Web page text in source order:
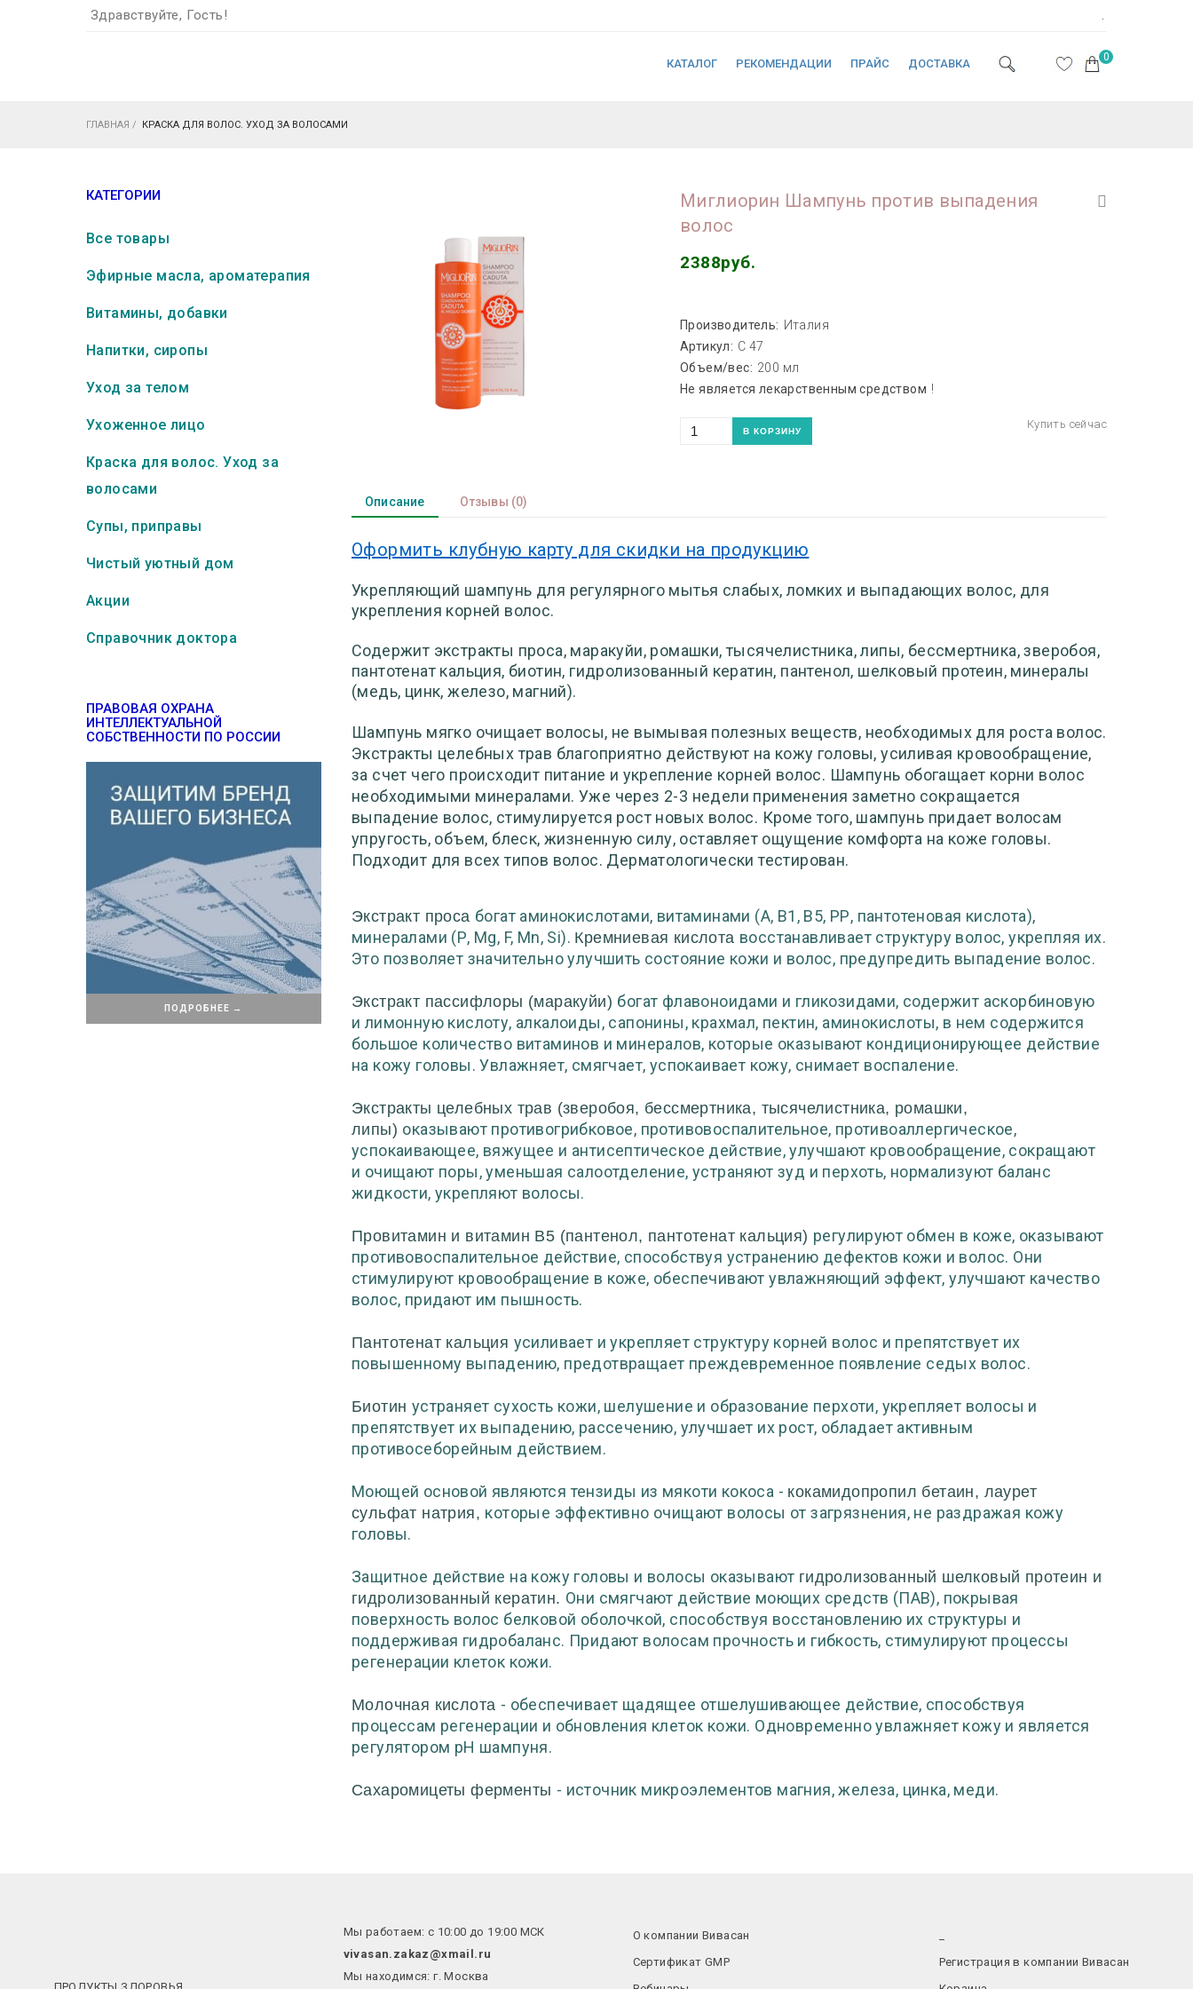
Здравствуйте, Гость! .
КАТАЛОГ РЕКОМЕНДАЦИИ ПРАЙС ДОСТАВКА 0
ГЛАВНАЯ / КРАСКА ДЛЯ ВОЛОС. УХОД ЗА ВОЛОСАМИ
Миглиорин Шампунь против выпадения
волос
2388руб.
Производитель: Италия
Артикул: С 47
Объем/вес: 200 мл
Не является лекарственным средством !
Описание Отзывы (0)
Оформить клубную карту для скидки на продукцию
Укрепляющий шампунь для регулярного мытья слабых, ломких и выпадающих волос, для
укрепления корней волос.
Содержит экстракты проса, маракуйи, ромашки, тысячелистника, липы, бессмертника, зверобоя,
пантотенат кальция, биотин, гидролизованный кератин, пантенол, шелковый протеин, минералы
(медь, цинк, железо, магний).
Шампунь мягко очищает волосы, не вымывая полезных веществ, необходимых для роста волос.
Экстракты целебных трав благоприятно действуют на кожу головы, усиливая кровообращение,
за счет чего происходит питание и укрепление корней волос. Шампунь обогащает корни волос
необходимыми минералами. Уже через 2-3 недели применения заметно сокращается
выпадение волос, стимулируется рост новых волос. Кроме того, шампунь придает волосам
упругость, объем, блеск, жизненную силу, оставляет ощущение комфорта на коже головы.
Подходит для всех типов волос. Дерматологически тестирован.
Экстракт проса богат аминокислотами, витаминами (А, В1, В5, РР, пантотеновая кислота),
минералами (Р, Mg, F, Mn, Si). Кремниевая кислота восстанавливает структуру волос, укрепляя их.
Это позволяет значительно улучшить состояние кожи и волос, предупредить выпадение волос.
Экстракт пассифлоры (маракуйи) богат флавоноидами и гликозидами, содержит аскорбиновую
и лимонную кислоту, алкалоиды, сапонины, крахмал, пектин, аминокислоты, в нем содержится
большое количество витаминов и минералов, которые оказывают кондиционирующее действие
на кожу головы. Увлажняет, смягчает, успокаивает кожу, снимает воспаление.
Экстракты целебных трав (зверобоя, бессмертника, тысячелистника, ромашки,
липы) оказывают противогрибковое, противовоспалительное, противоаллергическое,
успокаивающее, вяжущее и антисептическое действие, улучшают кровообращение, сокращают
и очищают поры, уменьшая салоотделение, устраняют зуд и перхоть, нормализуют баланс
жидкости, укрепляют волосы.
Провитамин и витамин В5 (пантенол, пантотенат кальция) регулируют обмен в коже, оказывают
противовоспалительное действие, способствуя устранению дефектов кожи и волос. Они
стимулируют кровообращение в коже, обеспечивают увлажняющий эффект, улучшают качество
волос, придают им пышность.
Пантотенат кальция усиливает и укрепляет структуру корней волос и препятствует их
повышенному выпадению, предотвращает преждевременное появление седых волос.
Биотин устраняет сухость кожи, шелушение и образование перхоти, укрепляет волосы и
препятствует их выпадению, рассечению, улучшает их рост, обладает активным
противосеборейным действием.
Моющей основой являются тензиды из мякоти кокоса - кокамидопропил бетаин, лаурет
сульфат натрия, которые эффективно очищают волосы от загрязнения, не раздражая кожу
головы.
Защитное действие на кожу головы и волосы оказывают гидролизованный шелковый протеин и
гидролизованный кератин. Они смягчают действие моющих средств (ПАВ), покрывая
поверхность волос белковой оболочкой, способствуя восстановлению их структуры и
поддерживая гидробаланс. Придают волосам прочность и гибкость, стимулируют процессы
регенерации клеток кожи.
Молочная кислота - обеспечивает щадящее отшелушивающее действие, способствуя
процессам регенерации и обновления клеток кожи. Одновременно увлажняет кожу и является
регулятором pH шампуня.
Cахаромицеты ферменты - источник микроэлементов магния, железа, цинка, меди.
КАТЕГОРИИ
Все товары
Эфирные масла, ароматерапия
Витамины, добавки
Напитки, сиропы
Уход за телом
Ухоженное лицо
Краска для волос. Уход за
волосами
Супы, приправы
Чистый уютный дом
Акции
Справочник доктора
ПРАВОВАЯ ОХРАНА
ИНТЕЛЛЕКТУАЛЬНОЙ
СОБСТВЕННОСТИ ПО РОССИИ
ПОДРОБНЕЕ →
Мы работаем: с 10:00 до 19:00 МСК
vivasan.zakaz@xmail.ru
Мы находимся: г. Москва
О компании Вивасан
Сертификат GMP
Регистрация в компании Вивасан